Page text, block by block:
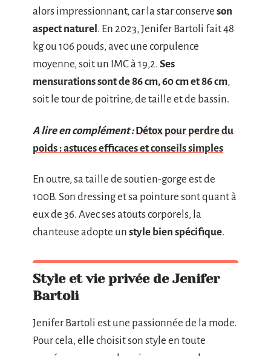
alors impressionnant, car la star conserve son
aspect naturel. En 2023, Jenifer Bartoli fait 48
kg ou 106 pouds, avec une corpulence
moyenne, soit un IMC à 19,2. Ses
mensurations sont de 86 cm, 60 cm et 86 cm,
soit le tour de poitrine, de taille et de bassin.
A lire en complément : Détox pour perdre du
poids : astuces efficaces et conseils simples
En outre, sa taille de soutien-gorge est de
100B. Son dressing et sa pointure sont quant à
eux de 36. Avec ses atouts corporels, la
chanteuse adopte un style bien spécifique.
Style et vie privée de Jenifer
Bartoli
Jenifer Bartoli est une passionnée de la mode.
Pour cela, elle choisit son style en toute